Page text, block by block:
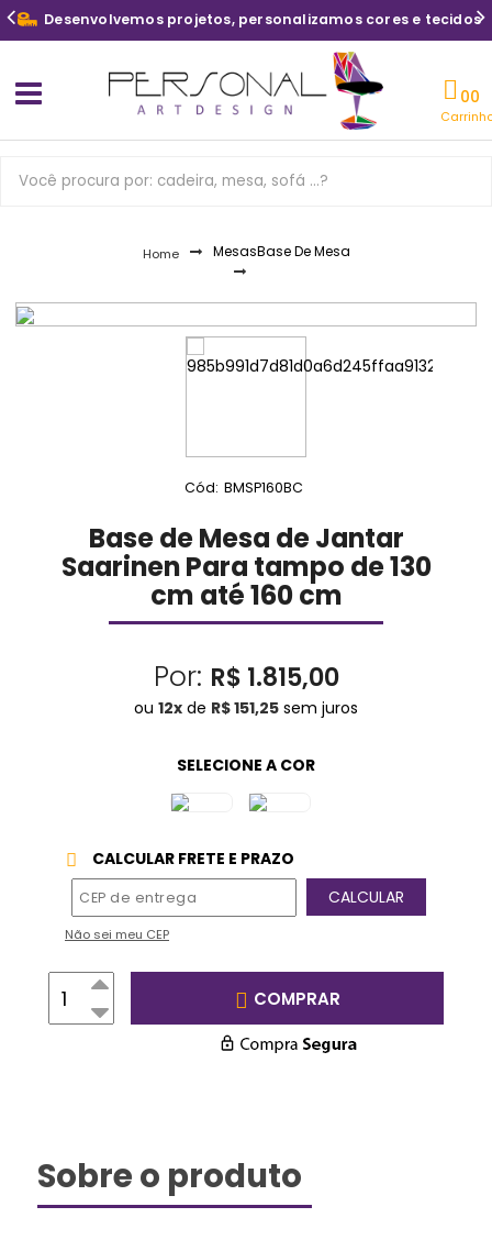
Desenvolvemos projetos, personalizamos cores e tecidos
Home MesasBase De Mesa
Cód: BMSP160BC
Base de Mesa de Jantar
Saarinen Para tampo de 130
cm até 160 cm
Por: R$ 1.815,00
ou 12x de R$ 151,25 sem juros
CALCULAR FRETE E PRAZO
Não sei meu CEP
COMPRAR
Sobre o produto